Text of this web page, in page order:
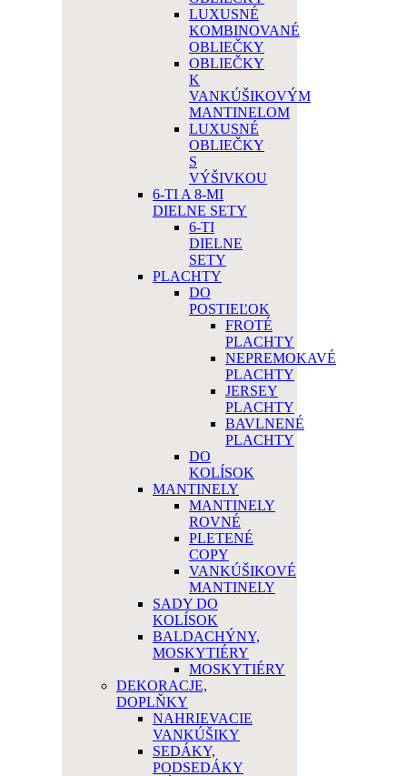
LUXUSNÉ
KOMBINOVANÉ
OBLIEČKY
OBLIEČKY
K
VANKÚŠIKOVÝM
MANTINELOM
LUXUSNÉ
OBLIEČKY
S
VÝŠIVKOU
6-TI A 8-MI
DIELNE SETY
6-TI
DIELNE
SETY
PLACHTY
DO
POSTIEĽOK
FROTÉ
PLACHTY
NEPREMOKAVÉ
PLACHTY
JERSEY
PLACHTY
BAVLNENÉ
PLACHTY
DO
KOLÍSOK
MANTINELY
MANTINELY
ROVNÉ
PLETENÉ
COPY
VANKÚŠIKOVÉ
MANTINELY
SADY DO
KOLÍSOK
BALDACHÝNY,
MOSKYTIÉRY
MOSKYTIÉRY
DEKORACJE,
DOPLŇKY
NAHRIEVACIE
VANKÚŠIKY
SEDÁKY,
PODSEDÁKY